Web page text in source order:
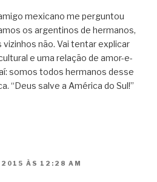
mexicano me perguntou
os argentinos de hermanos,
não. Vai tentar explicar
e uma relação de amor-e-
somos todos hermanos desse
“Deus salve a América do Sul!”
2015 ÀS 12:28 AM